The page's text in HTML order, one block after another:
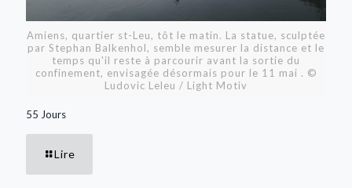
Amiens, quartier st-Leu, tôt le matin. La statue, sculptée
par Stephan Balkenhol, semble mesurer la distance et le
temps qu'il reste à parcourir avant la sortie du
confinement, envisagée désormais pour le 11 mai . ©
Ludovic Leleu / Light Motiv
55 Jours
Lire